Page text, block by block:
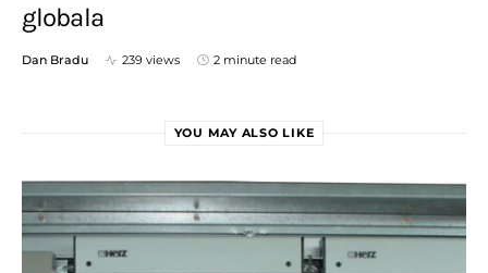
globala
Dan Bradu 239 views 2 minute read
YOU MAY ALSO LIKE